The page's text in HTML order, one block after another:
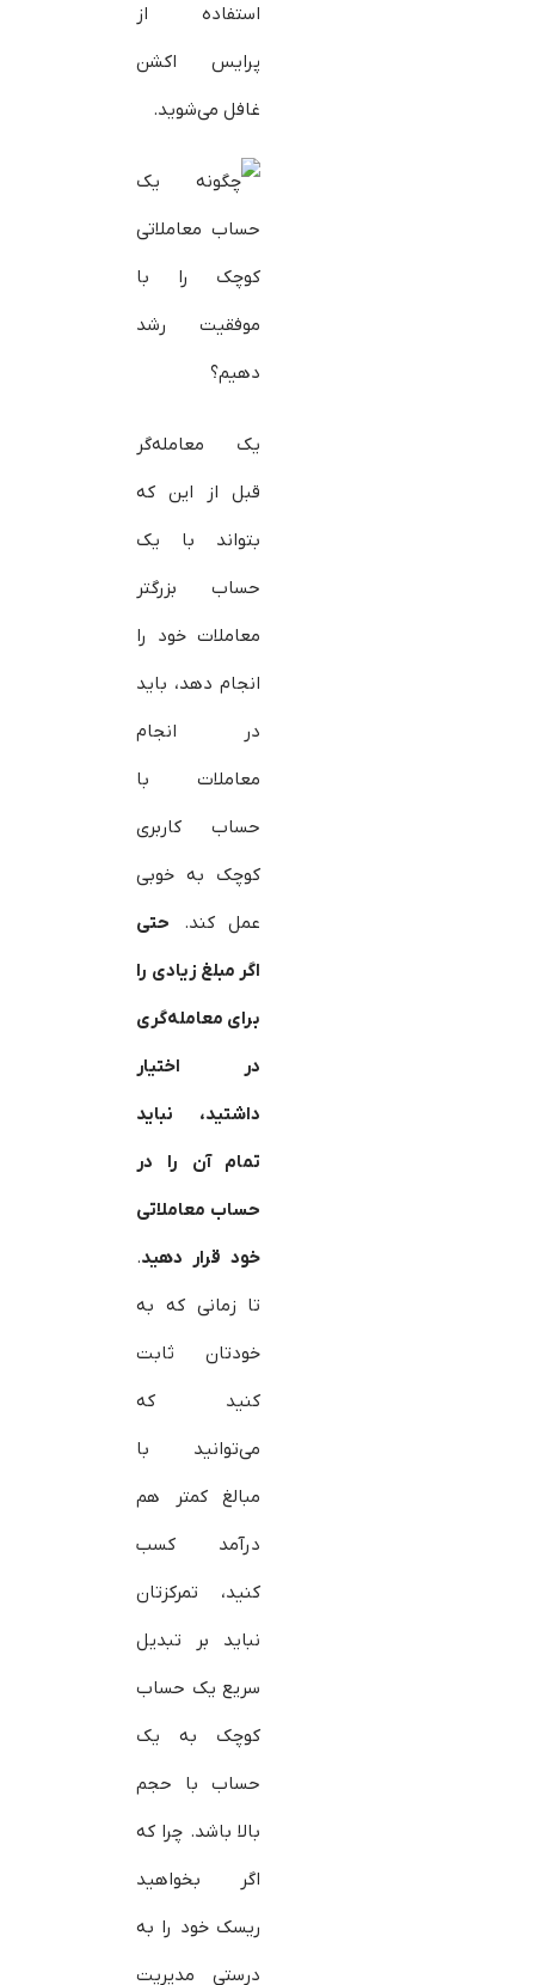
استفاده از
پرایس اکشن
غافل می‌شوید.
یک معامله‌گر
قبل از این که
بتواند با یک
حساب بزرگتر
معاملات خود را
انجام دهد، باید
در انجام
معاملات با
حساب کاربری
کوچک به خوبی
عمل کند. حتی
اگر مبلغ زیادی را
برای معامله‌گری
در اختیار
داشتید، نباید
تمام آن را در
حساب معاملاتی
خود قرار دهید.
تا زمانی که به
خودتان ثابت
کنید که
می‌توانید با
مبالغ کمتر هم
درآمد کسب
کنید، تمرکزتان
نباید بر تبدیل
سریع یک حساب
کوچک به یک
حساب با حجم
بالا باشد. چرا که
اگر بخواهید
ریسک خود را به
درستی مدیریت